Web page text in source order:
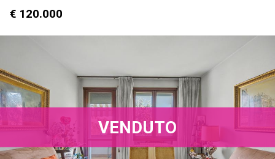
€ 120.000
VENDUTO